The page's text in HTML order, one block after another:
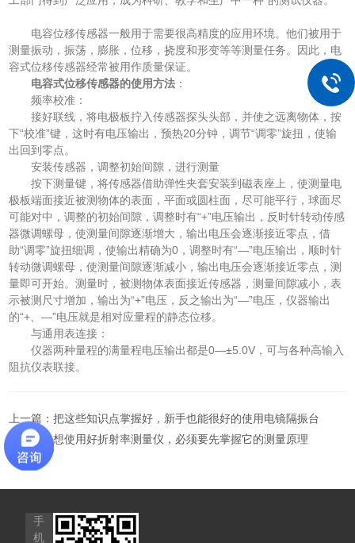
电容位移传感器一般用于需要很高精度的应用环境。他们被用于
测量振动，振荡，膨胀，位移，挠度和形变等等测量任务。因此，电
容式位移传感器经常被用作质量保证。
电容式位移传感器的使用方法 ：
频率校准：
接好联线，将电极板拧入传感器探头头部，并使之远离物体，按
下“校准”键，这时有电压输出，预热20分钟，调节“调零”旋扭，使输
出回到零点。
安装传感器，调整初始间隙，进行测量
按下测量键，将传感器借助弹性夹套安装到磁表座上，使测量电
极板端面接近被测物体的表面，平面或圆柱面，尽可能平行，球面尽
可能对中，调整的初始间隙，调整时有“+”电压输出，反时针转动传感
器微调螺母，使测量间隙逐渐增大，输出电压会逐渐接近零点，借
助“调零”旋扭细调，使输出精确为0，调整时有“—”电压输出，顺时针
转动微调螺母，使测量间隙逐渐减小，输出电压会逐渐接近零点，测
量即可开始。测量时，被测物体表面接近传感器，测量间隙减小，表
示被测尺寸增加，输出为“+”电压，反之输出为“—”电压，仪器输出
的“+、—”电压就是相对应量程的静态位移。
与通用表连接：
仪器两种量程的满量程电压输出都是0—±5.0V，可与各种高输入
阻抗仪表联接。
上一篇：把这些知识点掌握好，新手也能很好的使用电镜隔振台
下一篇：想使用好折射率测量仪，必须要先掌握它的测量原理
手
机